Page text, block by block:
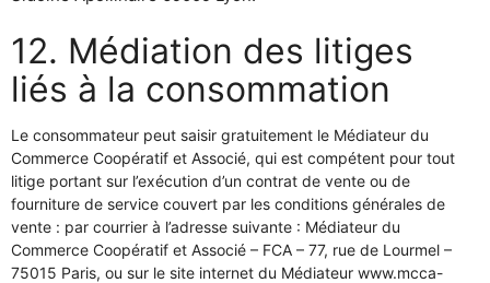
12. Médiation des litiges
liés à la consommation
Le consommateur peut saisir gratuitement le Médiateur du
Commerce Coopératif et Associé, qui est compétent pour tout
litige portant sur l’exécution d’un contrat de vente ou de
fourniture de service couvert par les conditions générales de
vente : par courrier à l’adresse suivante : Médiateur du
Commerce Coopératif et Associé – FCA – 77, rue de Lourmel –
75015 Paris, ou sur le site internet du Médiateur www.mcca-